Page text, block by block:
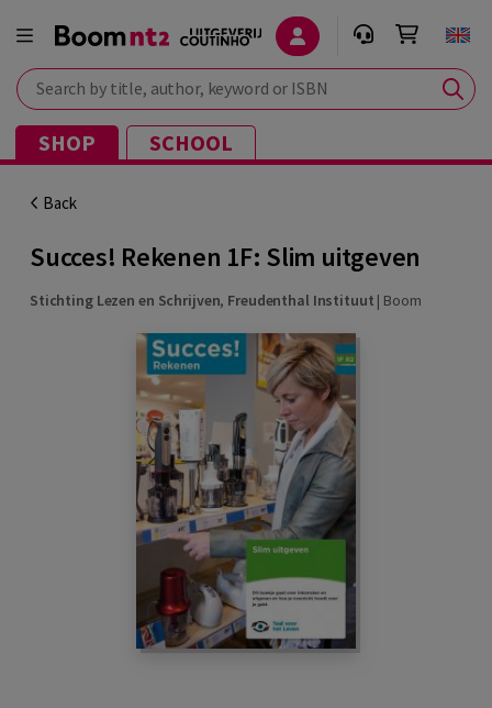
Search by title, author, keyword or ISBN
SHOP SCHOOL
Back
Succes! Rekenen 1F: Slim uitgeven
Stichting Lezen en Schrijven, Freudenthal Instituut | Boom